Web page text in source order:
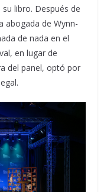
libro. Después de
abogada de Wynn-
de nada en el
en lugar de
del panel, optó por